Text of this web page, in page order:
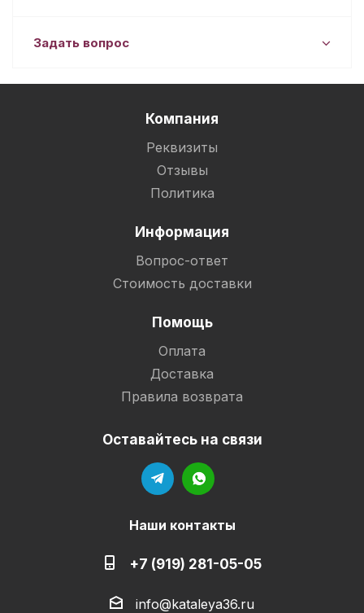
Задать вопрос
Компания
Реквизиты
Отзывы
Политика
Информация
Вопрос-ответ
Стоимость доставки
Помощь
Оплата
Доставка
Правила возврата
Оставайтесь на связи
Наши контакты
+7 (919) 281-05-05
info@kataleya36.ru